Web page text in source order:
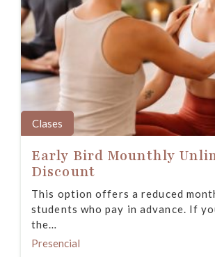
Clases
Early Bird Mounthly
Discount
This option offers a reduced
students who pay in advance. If
the…
Presencial